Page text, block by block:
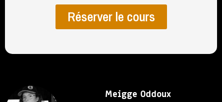
Réserver le cours
Meigge Oddoux